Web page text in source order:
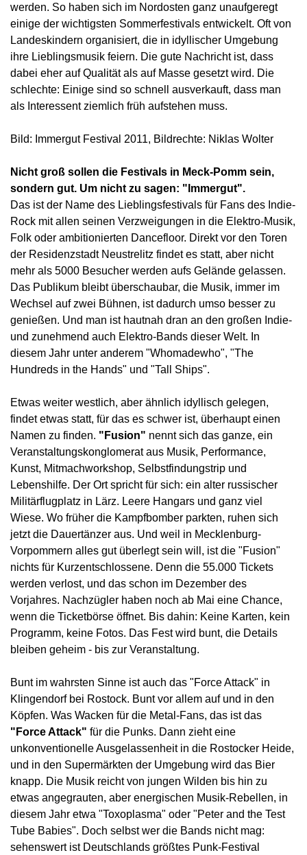
werden. So haben sich im Nordosten ganz unaufgeregt
einige der wichtigsten Sommerfestivals entwickelt. Oft von
Landeskindern organisiert, die in idyllischer Umgebung
ihre Lieblingsmusik feiern. Die gute Nachricht ist, dass
dabei eher auf Qualität als auf Masse gesetzt wird. Die
schlechte: Einige sind so schnell ausverkauft, dass man
als Interessent ziemlich früh aufstehen muss.
Bild: Immergut Festival 2011, Bildrechte: Niklas Wolter
Nicht groß sollen die Festivals in Meck-Pomm sein,
sondern gut. Um nicht zu sagen: "Immergut".
Das ist der Name des Lieblingsfestivals für Fans des Indie-
Rock mit allen seinen Verzweigungen in die Elektro-Musik,
Folk oder ambitionierten Dancefloor. Direkt vor den Toren
der Residenzstadt Neustrelitz findet es statt, aber nicht
mehr als 5000 Besucher werden aufs Gelände gelassen.
Das Publikum bleibt überschaubar, die Musik, immer im
Wechsel auf zwei Bühnen, ist dadurch umso besser zu
genießen. Und man ist hautnah dran an den großen Indie-
und zunehmend auch Elektro-Bands dieser Welt. In
diesem Jahr unter anderem "Whomadewho", "The
Hundreds in the Hands" und "Tall Ships".
Etwas weiter westlich, aber ähnlich idyllisch gelegen,
findet etwas statt, für das es schwer ist, überhaupt einen
Namen zu finden. "Fusion" nennt sich das ganze, ein
Veranstaltungskonglomerat aus Musik, Performance,
Kunst, Mitmachworkshop, Selbstfindungstrip und
Lebenshilfe. Der Ort spricht für sich: ein alter russischer
Militärflugplatz in Lärz. Leere Hangars und ganz viel
Wiese. Wo früher die Kampfbomber parkten, ruhen sich
jetzt die Dauertänzer aus. Und weil in Mecklenburg-
Vorpommern alles gut überlegt sein will, ist die "Fusion"
nichts für Kurzentschlossene. Denn die 55.000 Tickets
werden verlost, und das schon im Dezember des
Vorjahres. Nachzügler haben noch ab Mai eine Chance,
wenn die Ticketbörse öffnet. Bis dahin: Keine Karten, kein
Programm, keine Fotos. Das Fest wird bunt, die Details
bleiben geheim - bis zur Veranstaltung.
Bunt im wahrsten Sinne ist auch das "Force Attack" in
Klingendorf bei Rostock. Bunt vor allem auf und in den
Köpfen. Was Wacken für die Metal-Fans, das ist das
"Force Attack" für die Punks. Dann zieht eine
unkonventionelle Ausgelassenheit in die Rostocker Heide,
und in den Supermärkten der Umgebung wird das Bier
knapp. Die Musik reicht von jungen Wilden bis hin zu
etwas angegrauten, aber energischen Musik-Rebellen, in
diesem Jahr etwa "Toxoplasma" oder "Peter and the Test
Tube Babies". Doch selbst wer die Bands nicht mag:
sehenswert ist Deutschlands größtes Punk-Festival